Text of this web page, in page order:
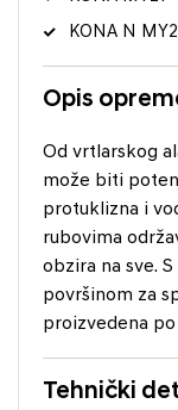
KONA N
Opis
Od vrtlarskog
može biti
protuklizna i
rubovima
obzira na sve.
površinom za
proizvedena
Tehnički